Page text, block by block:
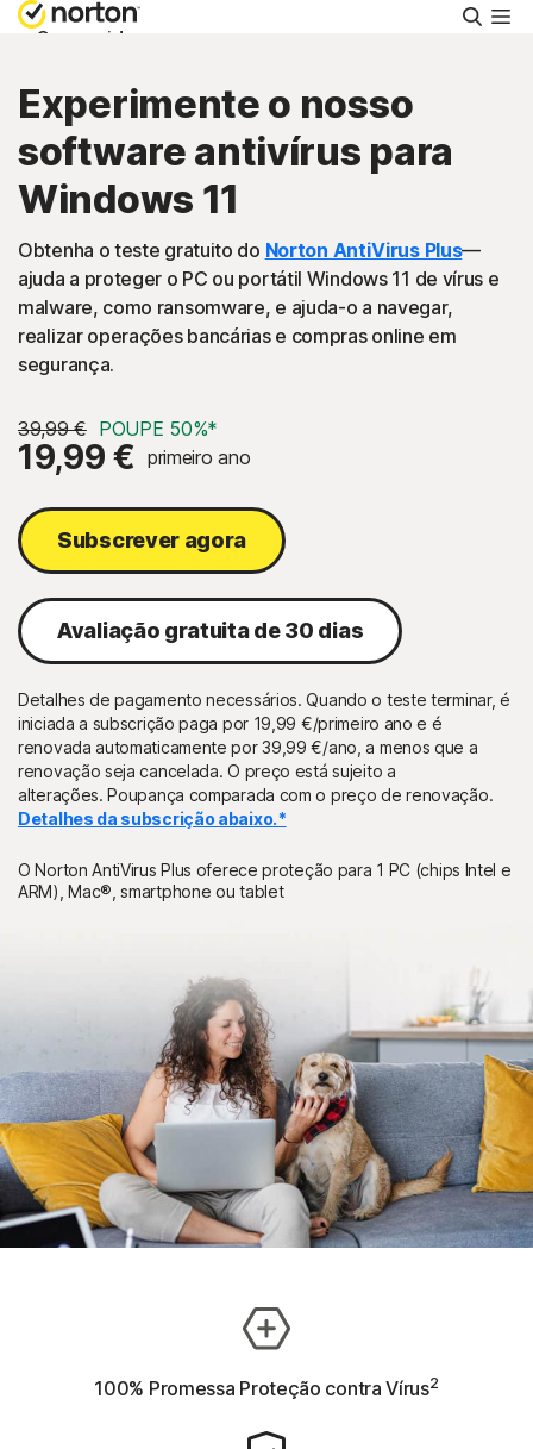
Consumidor
Empresas
Suporte
Experimentar Grátis
Portugal
Iniciar Sessão
Experimente o nosso
software antivírus para
Windows 11
Obtenha o teste gratuito do Norton AntiVirus Plus—
ajuda a proteger o PC ou portátil Windows 11 de vírus e
malware, como ransomware, e ajuda-o a navegar,
realizar operações bancárias e compras online em
segurança.
39,99 € POUPE 50%*
19,99 € primeiro ano
Subscrever agora
Avaliação gratuita de 30 dias
Detalhes de pagamento necessários. Quando o teste terminar, é
iniciada a subscrição paga por 19,99 €/primeiro ano e é
renovada automaticamente por 39,99 €/ano, a menos que a
renovação seja cancelada. O preço está sujeito a
alterações. Poupança comparada com o preço de renovação.
Detalhes da subscrição abaixo.*
O Norton AntiVirus Plus oferece proteção para 1 PC (chips Intel e
ARM), Mac®, smartphone ou tablet
100% Promessa Proteção contra Vírus2